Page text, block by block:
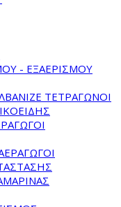
- ΕΞΑΕΡΙΣΜΟΥ
ΤΕΤΡΑΓΩΝΟΙ